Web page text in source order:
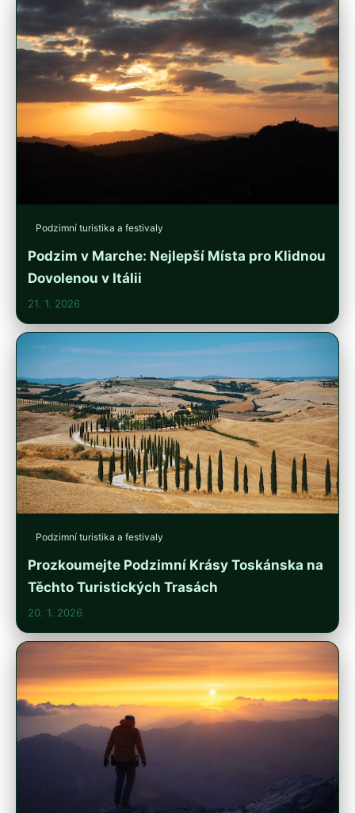
Podzimní turistika a festivaly
Podzim v Marche: Nejlepší Místa pro Klidnou
Dovolenou v Itálii
21. 1. 2026
Podzimní turistika a festivaly
Prozkoumejte Podzimní Krásy Toskánska na
Těchto Turistických Trasách
20. 1. 2026